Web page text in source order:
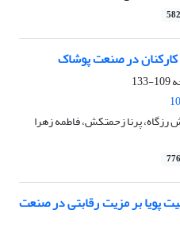
کارکنان در صنعت پوشاک
109-133
پرنا زحمتکش، فاطمه زهرا
پویا ﺑﺮ ﻣﺰﯾﺖ رﻗﺎبتی در صنعت